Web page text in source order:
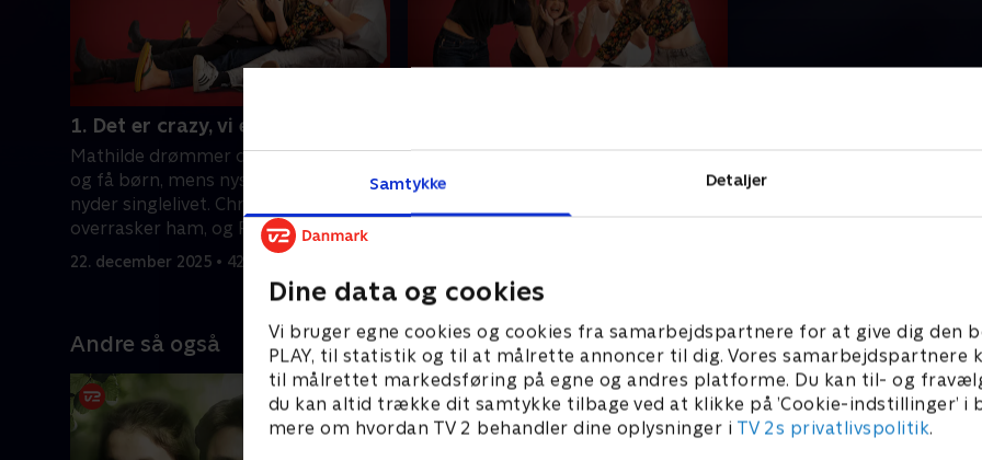
Samtykke Detaljer
Dine data og cookies
Vi bruger egne cookies og cookies fra samarbejdspartnere for at give dig den
PLAY, til statistik og til at målrette annoncer til dig. Vores samarbejdspartnere
til målrettet markedsføring på egne og andres platforme. Du kan til- og
du kan altid trække dit samtykke tilbage ved at klikke på ’Cookie-indstillinger’ i
mere om hvordan TV 2 behandler dine oplysninger i TV 2s privatlivspolitik.
1. Det er crazy, vi er 25
Mathilde drømmer om at blive gift
og få børn, mens nyskilte Stephanie
nyder singlelivet. Christians kolleger
overrasker ham, og Rachel kæmper
med sit speciale.
22. december 2025 • 42 min
Rachel er ikke altid enig med sine
forældre, mens Christian åbner op
Andre så også